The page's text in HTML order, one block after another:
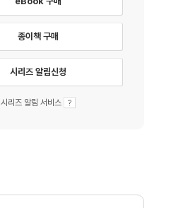
종이책 구매
시리즈 알림신청
시리즈 알림 서비스